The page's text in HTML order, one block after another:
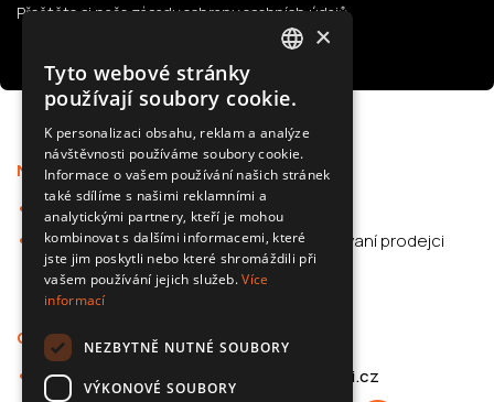
Přečtěte si našezásady ochrany osobních údajů
Nabídka
Kamery do auta
Příslušenství pro
automobily
Podpora
Autorizovaní prodejci
F.A.Q.
O 70mai
O společnosti 70mai
Kontakt
info@70mai.cz
ENGLISH
×
Tyto webové stránky
používají soubory cookie.
K personalizaci obsahu, reklam a analýze
návštěvnosti používáme soubory cookie.
Informace o vašem používání našich stránek
také sdílíme s našimi reklamními a
analytickými partnery, kteří je mohou
kombinovat s dalšími informacemi, které
jste jim poskytli nebo které shromáždili při
vašem používání jejich služeb.Více
informací
NEZBYTNĚ NUTNÉ SOUBORY
VÝKONOVÉ SOUBORY